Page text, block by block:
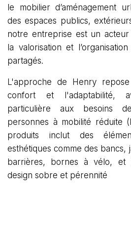
le mobilier d’aménagement
des espaces publics,
notre entreprise est un
la valorisation et
partagés.
L'approche de Henry
confort et l'adaptabilité,
particulière aux besoins
personnes à mobilité réduite
produits inclut des
esthétiques comme des bancs,
barrières, bornes à vélo, et
design sobre et pérennité